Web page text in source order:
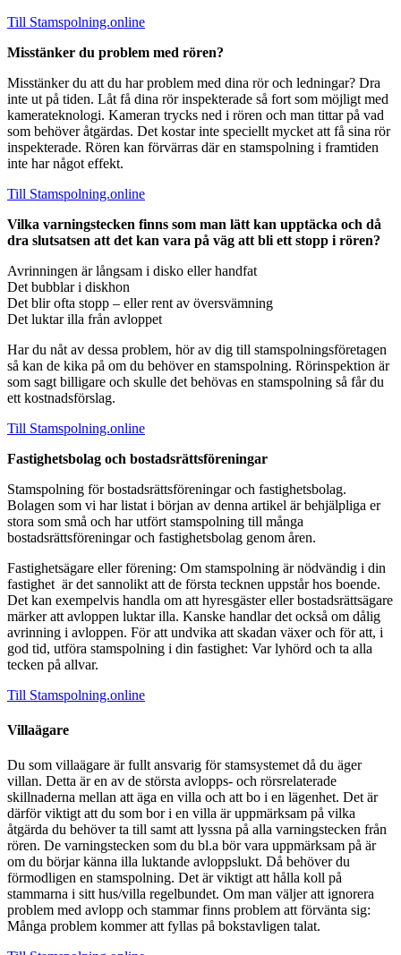
Till Stamspolning.online
Misstänker du problem med rören?
Misstänker du att du har problem med dina rör och ledningar? Dra
inte ut på tiden. Låt få dina rör inspekterade så fort som möjligt med
kamerateknologi. Kameran trycks ned i rören och man tittar på vad
som behöver åtgärdas. Det kostar inte speciellt mycket att få sina rör
inspekterade. Rören kan förvärras där en stamspolning i framtiden
inte har något effekt.
Till Stamspolning.online
Vilka varningstecken finns som man lätt kan upptäcka och då
dra slutsatsen att det kan vara på väg att bli ett stopp i rören?
Avrinningen är långsam i disko eller handfat
Det bubblar i diskhon
Det blir ofta stopp – eller rent av översvämning
Det luktar illa från avloppet
Har du nåt av dessa problem, hör av dig till stamspolningsföretagen
så kan de kika på om du behöver en stamspolning. Rörinspektion är
som sagt billigare och skulle det behövas en stamspolning så får du
ett kostnadsförslag.
Till Stamspolning.online
Fastighetsbolag och bostadsrättsföreningar
Stamspolning för bostadsrättsföreningar och fastighetsbolag.
Bolagen som vi har listat i början av denna artikel är behjälpliga er
stora som små och har utfört stamspolning till många
bostadsrättsföreningar och fastighetsbolag genom åren.
Fastighetsägare eller förening: Om stamspolning är nödvändig i din
fastighet är det sannolikt att de första tecknen uppstår hos boende.
Det kan exempelvis handla om att hyresgäster eller bostadsrättsägare
märker att avloppen luktar illa. Kanske handlar det också om dålig
avrinning i avloppen. För att undvika att skadan växer och för att, i
god tid, utföra stamspolning i din fastighet: Var lyhörd och ta alla
tecken på allvar.
Till Stamspolning.online
Villaägare
Du som villaägare är fullt ansvarig för stamsystemet då du äger
villan. Detta är en av de största avlopps- och rörsrelaterade
skillnaderna mellan att äga en villa och att bo i en lägenhet. Det är
därför viktigt att du som bor i en villa är uppmärksam på vilka
åtgärda du behöver ta till samt att lyssna på alla varningstecken från
rören. De varningstecken som du bl.a bör vara uppmärksam på är
om du börjar känna illa luktande avloppslukt. Då behöver du
förmodligen en stamspolning. Det är viktigt att hålla koll på
stammarna i sitt hus/villa regelbundet. Om man väljer att ignorera
problem med avlopp och stammar finns problem att förvänta sig:
Många problem kommer att fyllas på bokstavligen talat.